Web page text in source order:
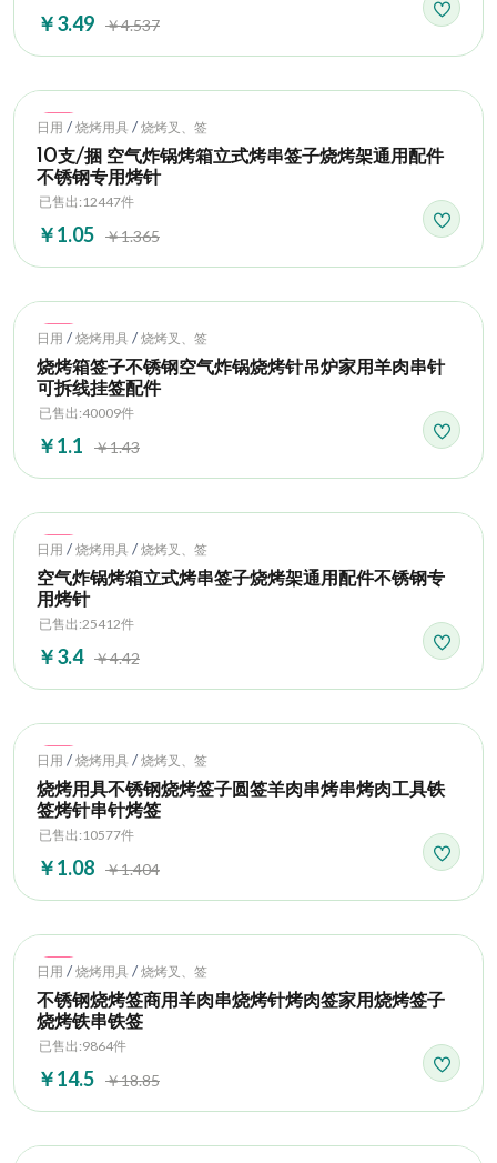
￥3.49 ￥4.537
Hot
日用 / 烧烤用具 / 烧烤叉、签
10支/捆 空气炸锅烤箱立式烤串签子烧烤架通用配件
不锈钢专用烤针
已售出:12447件
￥1.05 ￥1.365
Hot
日用 / 烧烤用具 / 烧烤叉、签
烧烤箱签子不锈钢空气炸锅烧烤针吊炉家用羊肉串针
可拆线挂签配件
已售出:40009件
￥1.1 ￥1.43
Hot
日用 / 烧烤用具 / 烧烤叉、签
空气炸锅烤箱立式烤串签子烧烤架通用配件不锈钢专
用烤针
已售出:25412件
￥3.4 ￥4.42
Hot
日用 / 烧烤用具 / 烧烤叉、签
烧烤用具不锈钢烧烤签子圆签羊肉串烤串烤肉工具铁
签烤针串针烤签
已售出:10577件
￥1.08 ￥1.404
Hot
日用 / 烧烤用具 / 烧烤叉、签
不锈钢烧烤签商用羊肉串烧烤针烤肉签家用烧烤签子
烧烤铁串铁签
已售出:9864件
￥14.5 ￥18.85